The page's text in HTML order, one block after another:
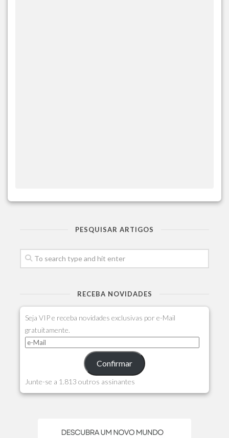
PESQUISAR ARTIGOS
RECEBA NOVIDADES
Seja VIP e receba novidades exclusivas por e-Mail
gratuitamente.
Confirmar
Junte-se a 1.813 outros assinantes